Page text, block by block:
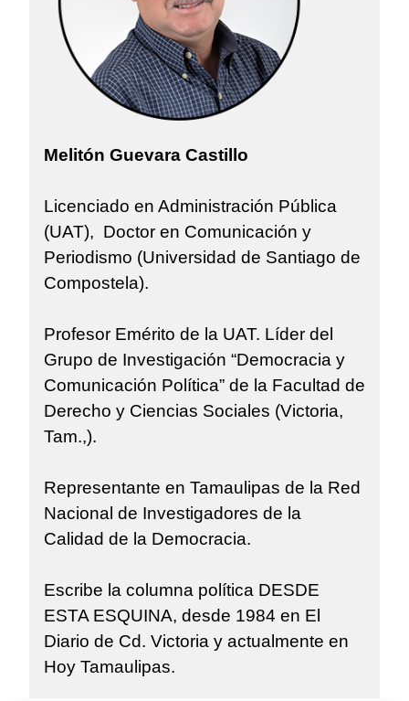
Melitón Guevara Castillo
Licenciado en Administración Pública
(UAT), Doctor en Comunicación y
Periodismo (Universidad de Santiago de
Compostela).
Profesor Emérito de la UAT. Líder del
Grupo de Investigación “Democracia y
Comunicación Política” de la Facultad de
Derecho y Ciencias Sociales (Victoria,
Tam.,).
Representante en Tamaulipas de la Red
Nacional de Investigadores de la
Calidad de la Democracia.
Escribe la columna política DESDE
ESTA ESQUINA, desde 1984 en El
Diario de Cd. Victoria y actualmente en
Hoy Tamaulipas.